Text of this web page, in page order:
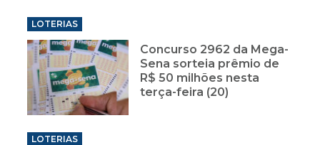
LOTERIAS
Concurso 2962 da Mega-
Sena sorteia prêmio de
R$ 50 milhões nesta
terça-feira (20)
LOTERIAS